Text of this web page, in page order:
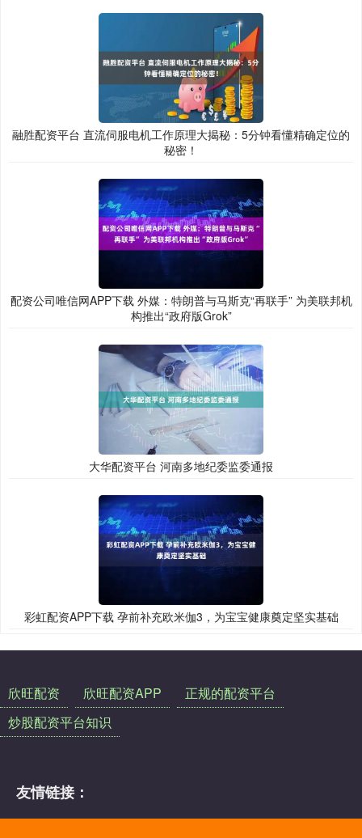
融胜配资平台 直流伺服电机工作原理大揭秘：5分钟看懂精确定位的
秘密！
配资公司唯信网APP下载 外媒：特朗普与马斯克“再联手” 为美联邦机
构推出“政府版Grok”
大华配资平台 河南多地纪委监委通报
彩虹配资APP下载 孕前补充欧米伽3，为宝宝健康奠定坚实基础
欣旺配资 欣旺配资APP
正规的配资平台
炒股配资平台知识
友情链接：